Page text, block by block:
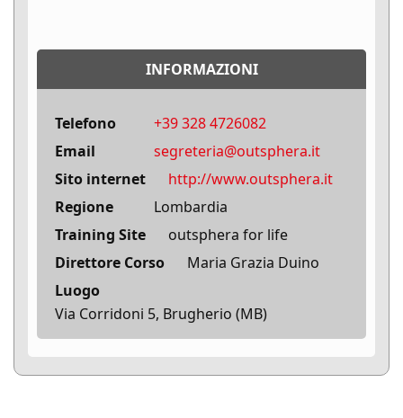
INFORMAZIONI
Telefono
+39 328 4726082
Email
segreteria@outsphera.it
Sito internet
http://www.outsphera.it
Regione
Lombardia
Training Site
outsphera for life
Direttore Corso
Maria Grazia Duino
Luogo
Via Corridoni 5, Brugherio (MB)